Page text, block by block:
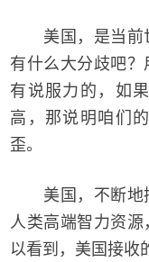
美国，是当前
有什么大分歧吧
有说服力的，如
高，那说明咱们
歪。
美国，不断地
人类高端智力资
以看到，美国接收